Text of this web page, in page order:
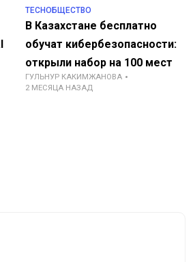
TECHОБЩЕСТВО
В Казахстане бесплатно
обучат кибербезопасности:
открыли набор на 100 мест
ГУЛЬНУР КАКИМЖАНОВА
2 МЕСЯЦА НАЗАД